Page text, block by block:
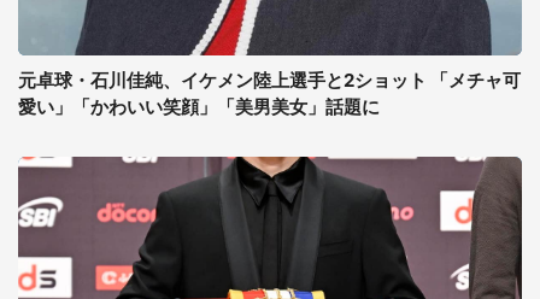
元卓球・石川佳純、イケメン陸上選手と2ショット 「メチャ可
愛い」「かわいい笑顔」「美男美女」話題に